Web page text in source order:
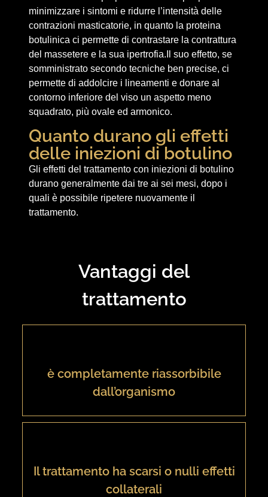
minimizzare i sintomi e ridurre l’intensità delle
contrazioni masticatorie, in quanto la proteina
botulinica ci permette di contrastare la contrattura
del massetere e la sua ipertrofia.Il suo effetto, se
somministrato secondo tecniche ben precise, ci
permette di addolcire i lineamenti e donare al
contorno inferiore del viso un aspetto meno
squadrato, più ovale ed armonico.
Quanto durano gli effetti
delle iniezioni di botulino
Gli effetti del trattamento con iniezioni di botulino
durano generalmente dai tre ai sei mesi, dopo i
quali è possibile ripetere nuovamente il
trattamento.
Vantaggi del
trattamento
è completamente riassorbibile
dall’organismo
Il trattamento ha scarsi o nulli effetti
collaterali